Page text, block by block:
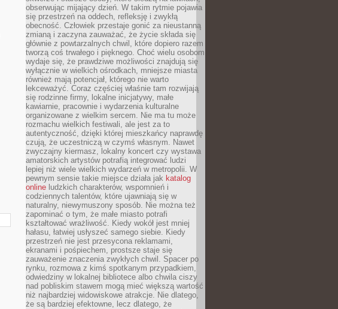
obserwując mijający dzień. W takim rytmie pojawia
się przestrzeń na oddech, refleksję i zwykłą
obecność. Człowiek przestaje gonić za nieustanną
zmianą i zaczyna zauważać, że życie składa się
głównie z powtarzalnych chwil, które dopiero razem
tworzą coś trwałego i pięknego. Choć wielu osobom
wydaje się, że prawdziwe możliwości znajdują się
wyłącznie w wielkich ośrodkach, mniejsze miasta
również mają potencjał, którego nie warto
lekceważyć. Coraz częściej właśnie tam rozwijają
się rodzinne firmy, lokalne inicjatywy, małe
kawiarnie, pracownie i wydarzenia kulturalne
organizowane z wielkim sercem. Nie ma tu może
rozmachu wielkich festiwali, ale jest za to
autentyczność, dzięki której mieszkańcy naprawdę
czują, że uczestniczą w czymś własnym. Nawet
zwyczajny kiermasz, lokalny koncert czy wystawa
amatorskich artystów potrafią integrować ludzi
lepiej niż wiele wielkich wydarzeń w metropolii. W
pewnym sensie takie miejsce działa jak katalog
online ludzkich charakterów, wspomnień i
codziennych talentów, które ujawniają się w
naturalny, niewymuszony sposób. Nie można też
zapominać o tym, że małe miasto potrafi
kształtować wrażliwość. Kiedy wokół jest mniej
hałasu, łatwiej usłyszeć samego siebie. Kiedy
przestrzeń nie jest przesycona reklamami,
ekranami i pośpiechem, prostsze staje się
zauważenie znaczenia zwykłych chwil. Spacer po
rynku, rozmowa z kimś spotkanym przypadkiem,
odwiedziny w lokalnej bibliotece albo chwila ciszy
nad pobliskim stawem mogą mieć większą wartość
niż najbardziej widowiskowe atrakcje. Nie dlatego,
że są bardziej efektowne, lecz dlatego, że